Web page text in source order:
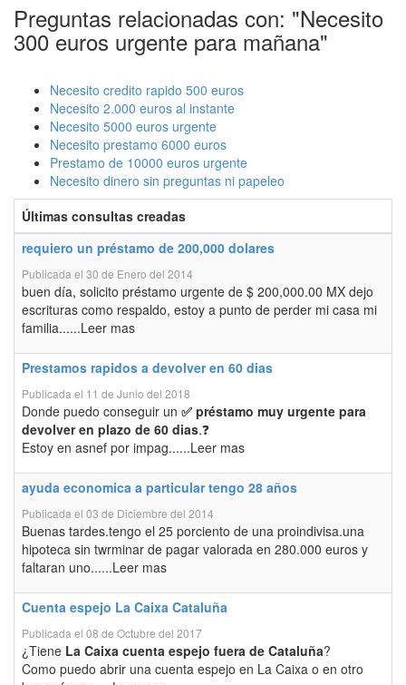
Preguntas relacionadas con: "Necesito
300 euros urgente para mañana"
Necesito credito rapido 500 euros
Necesito 2.000 euros al instante
Necesito 5000 euros urgente
Necesito prestamo 6000 euros
Prestamo de 10000 euros urgente
Necesito dinero sin preguntas ni papeleo
Últimas consultas creadas
requiero un préstamo de 200,000 dolares
Publicada el 30 de Enero del 2014
buen día, solicito préstamo urgente de $ 200,000.00 MX dejo
escrituras como respaldo, estoy a punto de perder mi casa mi
familia......Leer mas
Prestamos rapidos a devolver en 60 dias
Publicada el 11 de Junio del 2018
Donde puedo conseguir un ✅ préstamo muy urgente para
devolver en plazo de 60 dias.❓
Estoy en asnef por impag......Leer mas
ayuda economica a particular tengo 28 años
Publicada el 03 de Diciembre del 2014
Buenas tardes.tengo el 25 porciento de una proindivisa.una
hipoteca sin twrminar de pagar valorada en 280.000 euros y
faltaran uno......Leer mas
Cuenta espejo La Caixa Cataluña
Publicada el 08 de Octubre del 2017
¿Tiene La Caixa cuenta espejo fuera de Cataluña?
Como puedo abrir una cuenta espejo en La Caixa o en otro